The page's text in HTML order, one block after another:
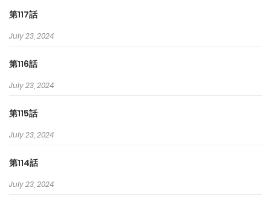
第117話
July 23, 2024
第116話
July 23, 2024
第115話
July 23, 2024
第114話
July 23, 2024